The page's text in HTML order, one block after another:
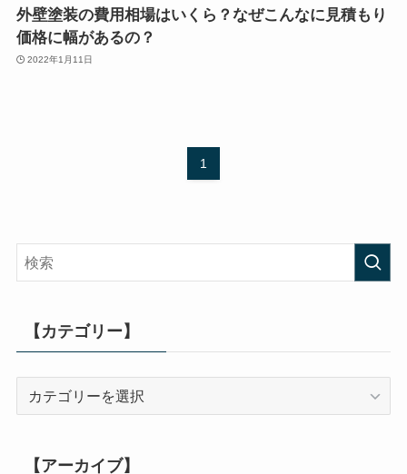
外壁塗装の費用相場はいくら？なぜこんなに見積もり
価格に幅があるの？
2022年1月11日
1
【カテゴリー】
【カ
【アーカイブ】